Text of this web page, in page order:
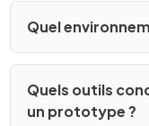
Quel
Quels outils
un prototype ?